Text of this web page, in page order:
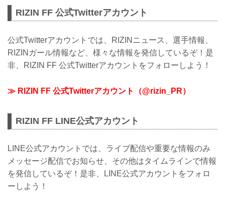
RIZIN FF 公式Twitterアカウント
公式Twitterアカウントでは、RIZINニュース、選手情報、
RIZINガール情報など、様々な情報を発信しているぞ！是
非、RIZIN FF 公式Twitterアカウントをフォローしよう！
≫ RIZIN FF 公式Twitterアカウント（@rizin_PR）
RIZIN FF LINE公式アカウント
LINE公式アカウントでは、ライブ配信や重要な情報のみ
メッセージ配信でお知らせ、その他はタイムラインで情報
を発信しているぞ！是非、LINE公式アカウントをフォロ
ーしよう！